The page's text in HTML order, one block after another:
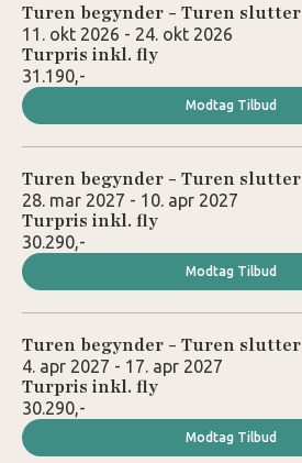
Turen begynder - Turen slutter
11. okt 2026 - 24. okt 2026
Turpris inkl. fly
31.190,-
Modtag Tilbud
Turen begynder - Turen slutter
28. mar 2027 - 10. apr 2027
Turpris inkl. fly
30.290,-
Modtag Tilbud
Turen begynder - Turen slutter
4. apr 2027 - 17. apr 2027
Turpris inkl. fly
30.290,-
Modtag Tilbud